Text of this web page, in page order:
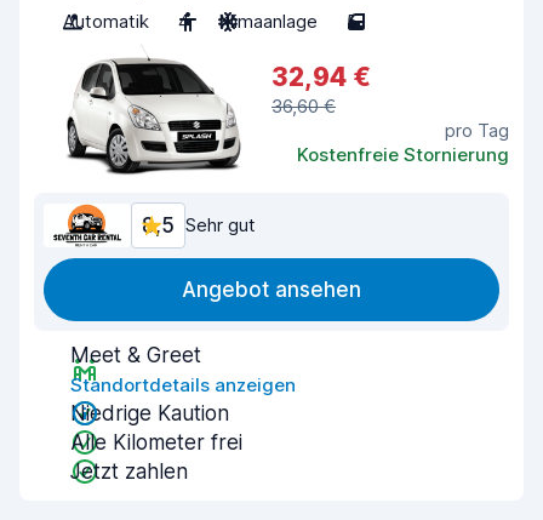
Automatik
4 Klimaanlage 5
32,94 €
36,60 €
pro Tag
Kostenfreie Stornierung
8,5 Sehr gut
Angebot ansehen
Meet & Greet
Standortdetails anzeigen
Niedrige Kaution
Alle Kilometer frei
Jetzt zahlen